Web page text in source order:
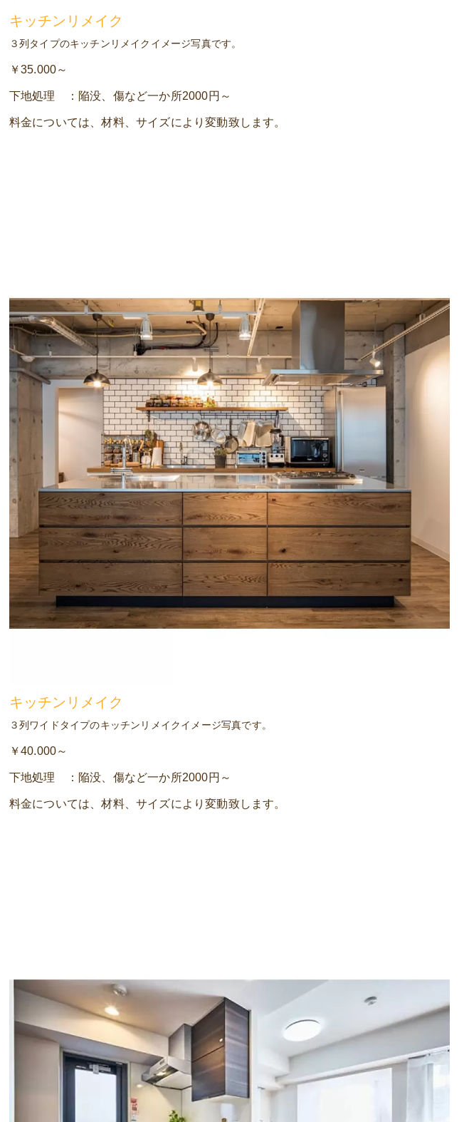
キッチンリメイク
３列タイプのキッチンリメイクイメージ写真です。
￥35.000～
下地処理 ：陥没、傷など一か所2000円～
料金については、材料、サイズにより変動致します。
キッチンリメイク
３列ワイドタイプのキッチンリメイクイメージ写真です。
￥40.000～
下地処理 ：陥没、傷など一か所2000円～
料金については、材料、サイズにより変動致します。